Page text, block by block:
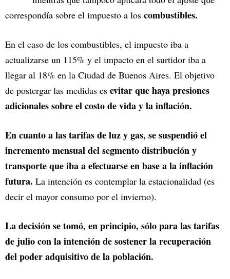
correspondía sobre el impuesto a los combustibles.
En el caso de los combustibles, el impuesto iba a
actualizarse un 115% y el impacto en el surtidor iba a
llegar al 18% en la Ciudad de Buenos Aires. El objetivo
de postergar las medidas es evitar que haya presiones
adicionales sobre el costo de vida y la inflación.
En cuanto a las tarifas de luz y gas, se suspendió el
incremento mensual del segmento distribución y
transporte que iba a efectuarse en base a la inflación
futura. La intención es contemplar la estacionalidad (es
decir el mayor consumo por el invierno).
La decisión se tomó, en principio, sólo para las tarifas
de julio con la intención de sostener la recuperación
del poder adquisitivo de la población.